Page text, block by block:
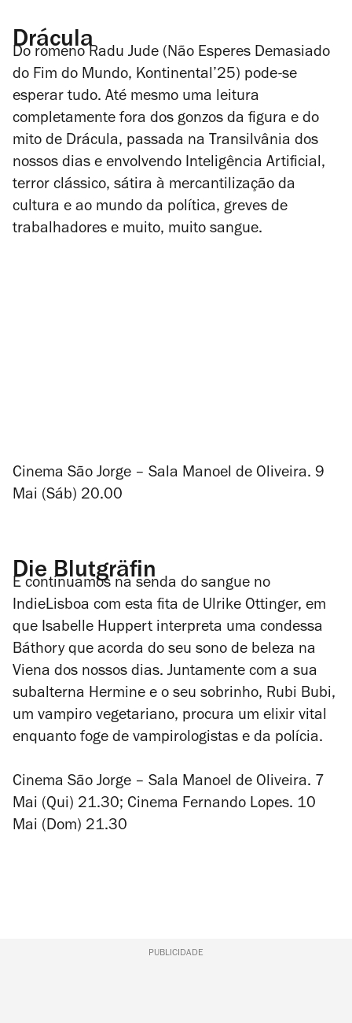
Drácula
Do romeno Radu Jude (Não Esperes Demasiado
do Fim do Mundo, Kontinental’25) pode-se
esperar tudo. Até mesmo uma leitura
completamente fora dos gonzos da figura e do
mito de Drácula, passada na Transilvânia dos
nossos dias e envolvendo Inteligência Artificial,
terror clássico, sátira à mercantilização da
cultura e ao mundo da política, greves de
trabalhadores e muito, muito sangue.
Cinema São Jorge – Sala Manoel de Oliveira. 9
Mai (Sáb) 20.00
Die Blutgräfin
E continuamos na senda do sangue no
IndieLisboa com esta fita de Ulrike Ottinger, em
que Isabelle Huppert interpreta uma condessa
Báthory que acorda do seu sono de beleza na
Viena dos nossos dias. Juntamente com a sua
subalterna Hermine e o seu sobrinho, Rubi Bubi,
um vampiro vegetariano, procura um elixir vital
enquanto foge de vampirologistas e da polícia.
Cinema São Jorge – Sala Manoel de Oliveira. 7
Mai (Qui) 21.30; Cinema Fernando Lopes. 10
Mai (Dom) 21.30
PUBLICIDADE